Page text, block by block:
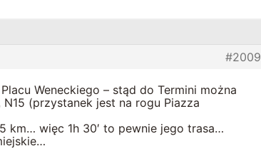
Weneckiego – stąd do Termini można
(przystanek jest na rogu Piazza
km… więc 1h 30′ to pewnie jego trasa…